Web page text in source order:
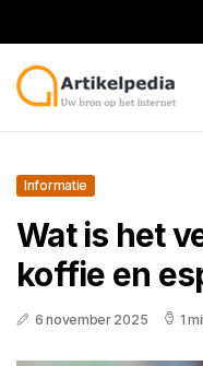
Informatie
Wat is het
koffie en
6 november 2025 1